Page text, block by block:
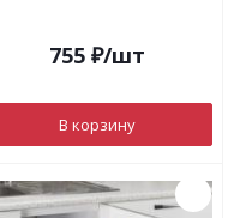
755 ₽/шт
В корзину